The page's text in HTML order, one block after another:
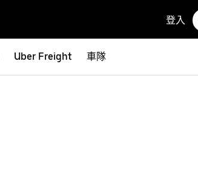
登入
Uber Freight 車隊